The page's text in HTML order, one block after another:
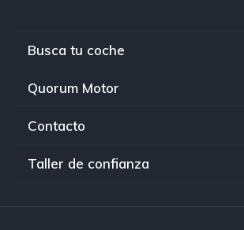
Busca tu coche
Quorum Motor
Contacto
Taller de confianza